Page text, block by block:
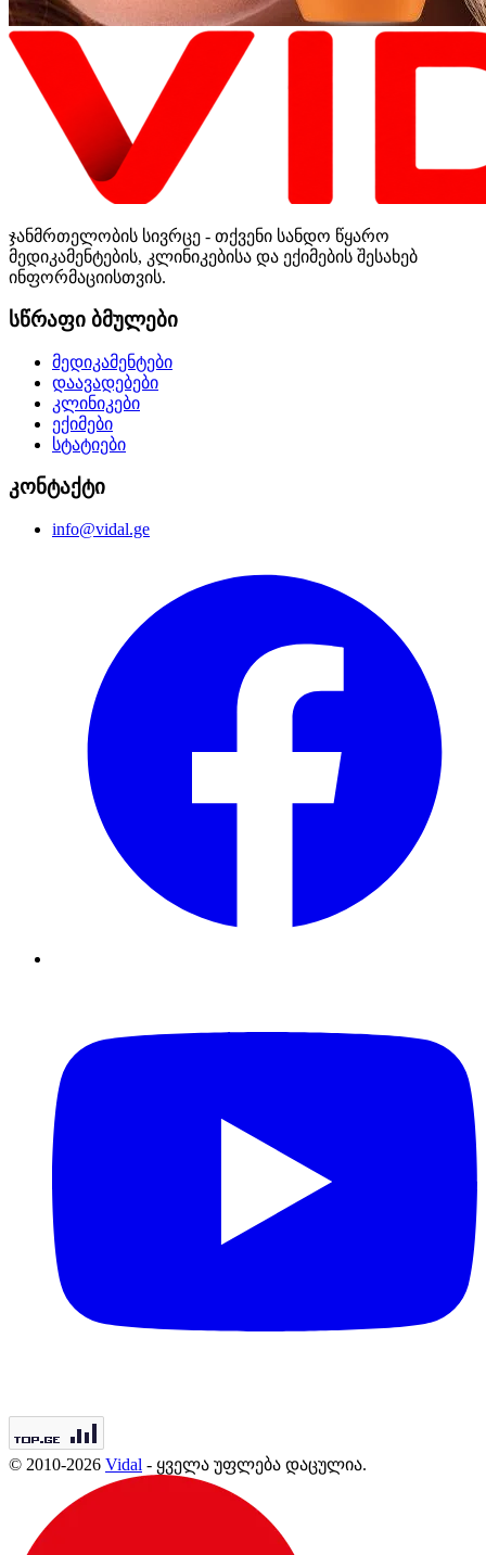
ჯანმრთელობის სივრცე - თქვენი სანდო წყარო
მედიკამენტების, კლინიკებისა და ექიმების შესახებ
ინფორმაციისთვის.
სწრაფი ბმულები
მედიკამენტები
დაავადებები
კლინიკები
ექიმები
სტატიები
კონტაქტი
info@vidal.ge
© 2010-2026 Vidal - ყველა უფლება დაცულია.